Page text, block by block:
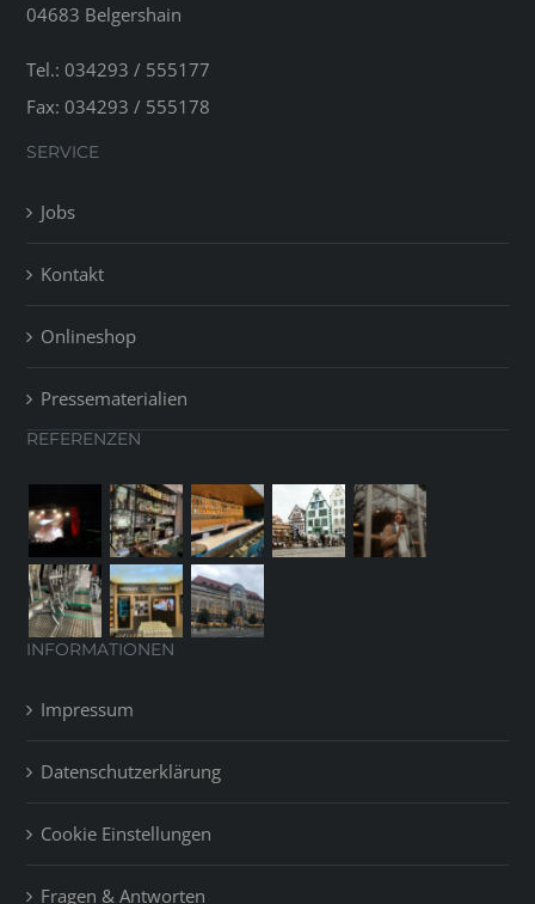
04683 Belgershain
Tel.: 034293 / 555177
Fax: 034293 / 555178
SERVICE
Jobs
Kontakt
Onlineshop
Pressematerialien
REFERENZEN
INFORMATIONEN
Impressum
Datenschutzerklärung
Cookie Einstellungen
Fragen & Antworten